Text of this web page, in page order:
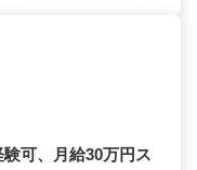
可、月給30万円ス